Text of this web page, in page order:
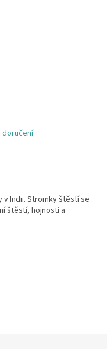
doručení
Indii. Stromky štěstí se
štěstí, hojnosti a